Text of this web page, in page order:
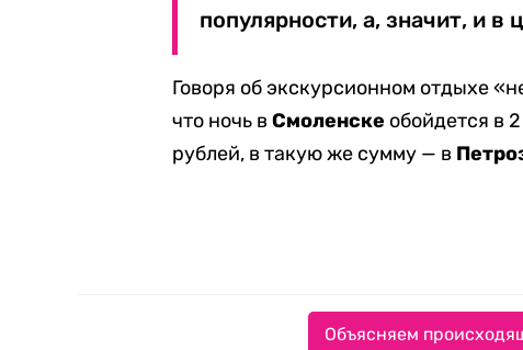
популярности, а, значит, и в
Говоря об экскурсионном отдыхе
что ночь вСмоленске обойдется в
рублей, в такую же сумму — в
Объясняем